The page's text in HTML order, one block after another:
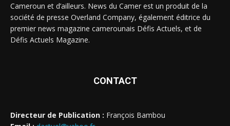
Cameroun et d’ailleurs. News du Camer est un produit de la
société de presse Overland Company, également éditrice du
premier news magazine camerounais Défis Actuels, et de
Défis Actuels Magazine.
CONTACT
Directeur de Publication : François Bambou